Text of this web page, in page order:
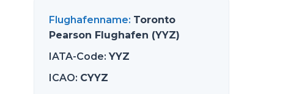
Flughafenname: Toronto
Pearson Flughafen (YYZ)
IATA-Code: YYZ
ICAO: CYYZ